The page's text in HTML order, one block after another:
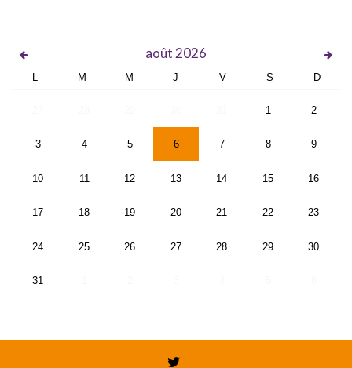
août2026
M M J V S D
1 2
3 4 5 6 7 8 9
10 11 12 13 14 15 16
17 18 19 20 21 22 23
24 25 26 27 28 29 30
31